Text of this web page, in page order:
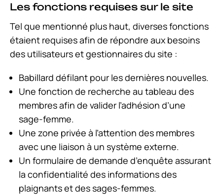
Les fonctions requises sur le site
Tel que mentionné plus haut, diverses fonctions
étaient requises afin de répondre aux besoins
des utilisateurs et gestionnaires du site :
Babillard défilant pour les dernières nouvelles.
Une fonction de recherche au tableau des
membres afin de valider l’adhésion d’une
sage-femme.
Une zone privée à l’attention des membres
avec une liaison à un système externe.
Un formulaire de demande d’enquête assurant
la confidentialité des informations des
plaignants et des sages-femmes.